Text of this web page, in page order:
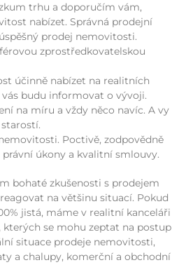
trhu a doporučím vám,
nabízet. Správná prodejní
prodej nemovitosti.
zprostředkovatelskou
účinně nabízet na realitních
vás budu informovat o vývoji.
na míru a vždy něco navíc. A vy
Poctivě, zodpovědně
právní úkony a kvalitní smlouvy.
bohaté zkušenosti s prodejem
na většinu situací. Pokud
jistá, máme v realitní kanceláři
se mohu zeptat na postup
situace prodeje nemovitosti,
a chalupy, komerční a obchodní